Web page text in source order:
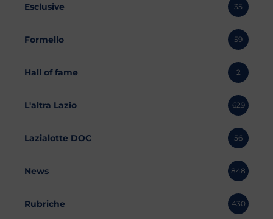
Esclusive 35
Formello 59
Hall of fame 2
L'altra Lazio 629
Lazialotte DOC 56
News 848
Rubriche 430